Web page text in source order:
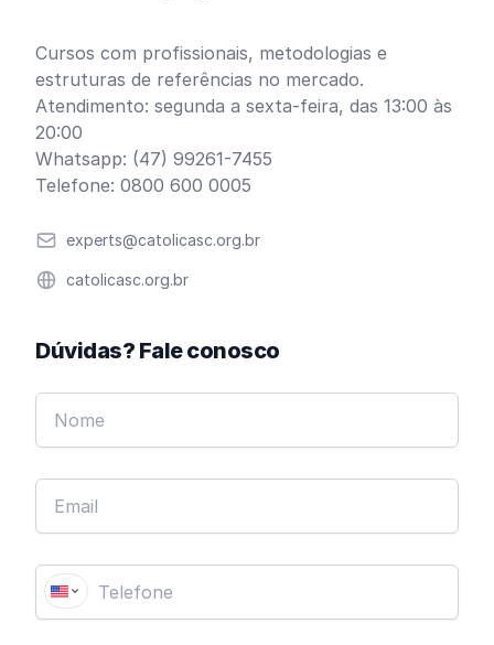
Cursos com profissionais, metodologias e
estruturas de referências no mercado.
Atendimento: segunda a sexta-feira, das 13:00 às
20:00
Whatsapp: (47) 99261-7455
Telefone: 0800 600 0005
Emailexperts@catolicasc.org.br
Websitecatolicasc.org.br
Dúvidas? Fale conosco